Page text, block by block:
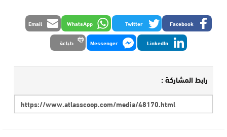
Facebook
Twitter
WhatsApp
Email
LinkedIn
Messenger طباعة
رابط المشاركة :